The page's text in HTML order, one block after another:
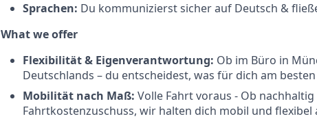
Sprachen: Du kommunizierst sicher auf Deutsch &
What we offer
Flexibilität & Eigenverantwortung: Ob im Büro in
Deutschlands – du entscheidest, was für dich am
Mobilität nach Maß: Volle Fahrt voraus - Ob
Fahrtkostenzuschuss, wir halten dich mobil und flexibel